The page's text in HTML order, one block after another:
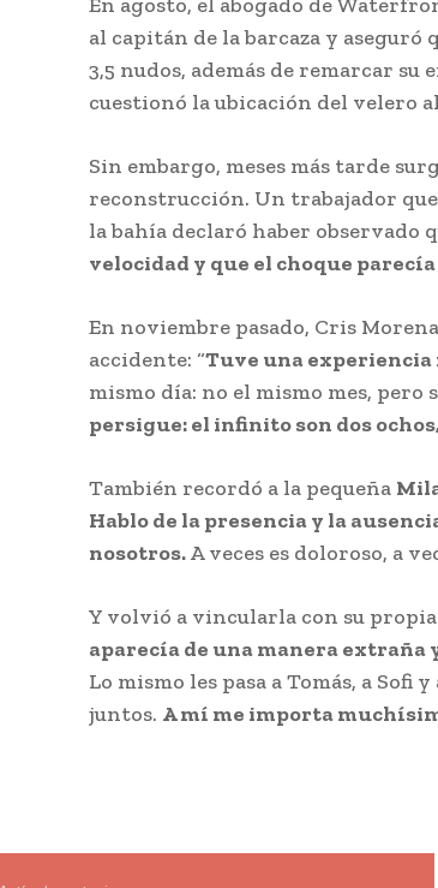
al capitán de la barcaza y aseguró
3,5 nudos, además de remarcar su
cuestionó la ubicación del velero
Sin embargo, meses más tarde
reconstrucción. Un trabajador
la bahía declaró haber observado
velocidad y que el choque
En noviembre pasado, Cris
accidente: “Tuve una experiencia
mismo día: no el mismo mes, pero
persigue: el infinito son dos
También recordó a la pequeña
Hablo de la presencia y la
nosotros.A veces es doloroso, a
Y volvió a vincularla con su propia
aparecía de una manera extraña
Lo mismo les pasa a Tomás, a Sofi
juntos. A mí me importa